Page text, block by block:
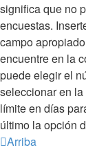
significa que no
encuestas.
campo
encuentre en la
puede elegir el
seleccionar en la
límite en días
último la opción
Arriba